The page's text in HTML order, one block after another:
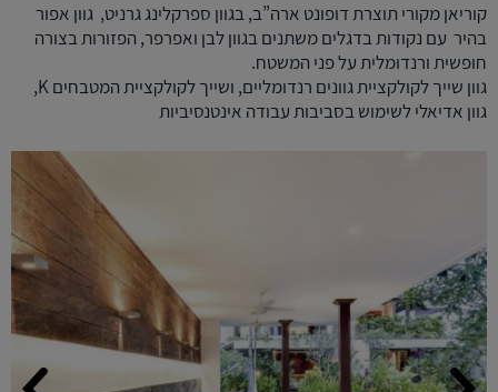
קוריאן מקורי תוצרת דופונט ארה”ב, בגוון ספרקלינג גרניט, גוון אפור
בהיר עם נקודות בדגלים משתנים בגוון לבן ואפרפר, הפזורות בצורה
חופשית ורנדומלית על פני המשטח.
גוון שייך לקולקציית גוונים רנדומליים, ושייך לקולקציית המטבחים K,
גוון אדיאלי לשימוש בסביבות עבודה אינטנסיביות